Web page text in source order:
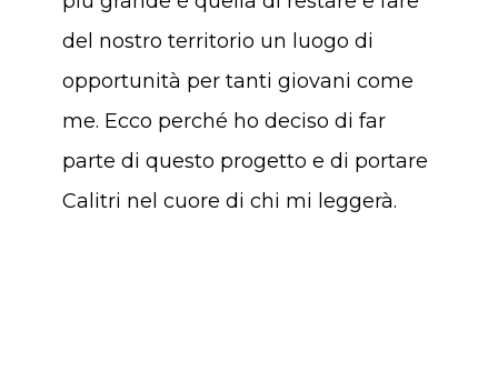
del nostro territorio un luogo di
opportunità per tanti giovani come
me. Ecco perché ho deciso di far
parte di questo progetto e di portare
Calitri nel cuore di chi mi leggerà.